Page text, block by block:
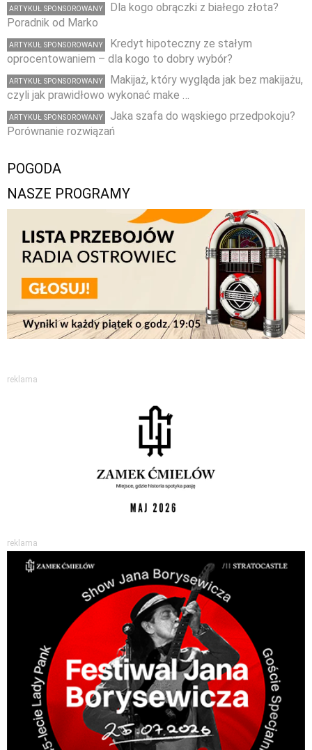
ARTYKUŁ SPONSOROWANY
Dla kogo obrączki z białego złota?
Poradnik od Marko
ARTYKUŁ SPONSOROWANY
Kredyt hipoteczny ze stałym
oprocentowaniem – dla kogo to dobry wybór?
ARTYKUŁ SPONSOROWANY
Makijaż, który wygląda jak bez makijażu,
czyli jak prawidłowo wykonać make …
ARTYKUŁ SPONSOROWANY
Jaka szafa do wąskiego przedpokoju?
Porównanie rozwiązań
POGODA
NASZE PROGRAMY
reklama
reklama